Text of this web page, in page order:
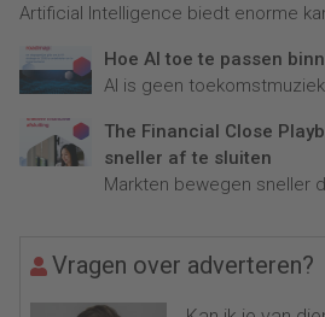
Artificial Intelligence biedt enorme
Hoe AI toe te passen
AI is geen
The Financial Close
sneller af te sluiten
Markten bewegen sneller
Vragen over adverteren?